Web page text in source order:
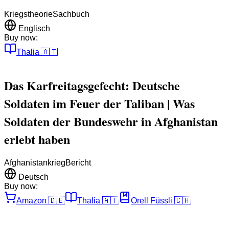
KriegstheorieSachbuch
Englisch
Buy now:
Thalia 🇦🇹
Das Karfreitagsgefecht: Deutsche
Soldaten im Feuer der Taliban | Was
Soldaten der Bundeswehr in Afghanistan
erlebt haben
AfghanistankriegBericht
Deutsch
Buy now:
Amazon 🇩🇪 Thalia 🇦🇹 Orell Füssli 🇨🇭